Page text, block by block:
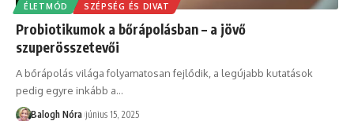
ÉLETMÓD SZÉPSÉG ÉS DIVAT
Probiotikumok a bőrápolásban – a jövő
szuperösszetevői
A bőrápolás világa folyamatosan fejlődik, a legújabb kutatások
pedig egyre inkább a…
Balogh Nóra június 15, 2025